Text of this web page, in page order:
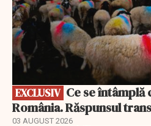
EXCLUSIV
România. Răspunsul
03 AUGUST 2026